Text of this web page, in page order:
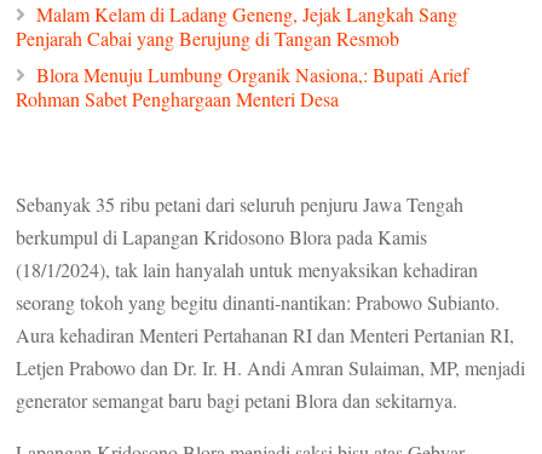
Malam Kelam di Ladang Geneng, Jejak Langkah Sang
Penjarah Cabai yang Berujung di Tangan Resmob
Blora Menuju Lumbung Organik Nasiona,: Bupati Arief
Rohman Sabet Penghargaan Menteri Desa
Sebanyak 35 ribu petani dari seluruh penjuru Jawa Tengah
berkumpul di Lapangan Kridosono Blora pada Kamis
(18/1/2024), tak lain hanyalah untuk menyaksikan kehadiran
seorang tokoh yang begitu dinanti-nantikan: Prabowo Subianto.
Aura kehadiran Menteri Pertahanan RI dan Menteri Pertanian RI,
Letjen Prabowo dan Dr. Ir. H. Andi Amran Sulaiman, MP, menjadi
generator semangat baru bagi petani Blora dan sekitarnya.